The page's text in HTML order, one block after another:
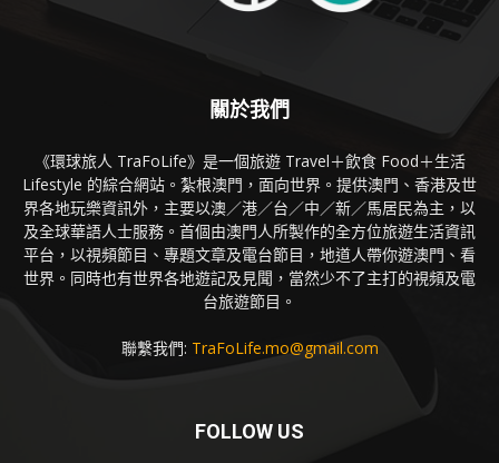
關於我們
《環球旅人 TraFoLife》是一個旅遊 Travel＋飲食 Food＋生活
Lifestyle 的綜合網站。紮根澳門，面向世界。提供澳門、香港及世
界各地玩樂資訊外，主要以澳／港／台／中／新／馬居民為主，以
及全球華語人士服務。首個由澳門人所製作的全方位旅遊生活資訊
平台，以視頻節目、專題文章及電台節目，地道人帶你遊澳門、看
世界。同時也有世界各地遊記及見聞，當然少不了主打的視頻及電
台旅遊節目。
聯繫我們: TraFoLife.mo@gmail.com
FOLLOW US